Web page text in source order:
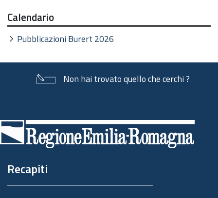
Calendario
Pubblicazioni Burert 2026
Non hai trovato quello che cerchi ?
di
pagina
Recapiti